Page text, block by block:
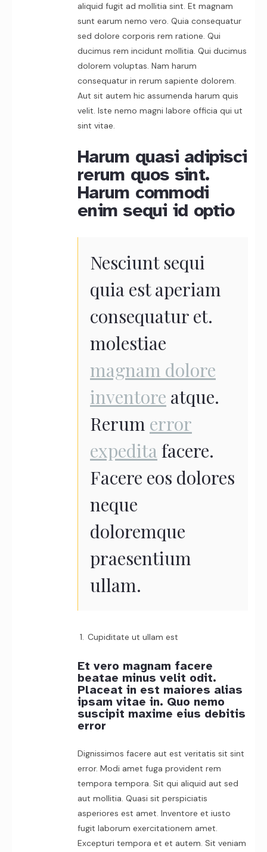
aliquid fugit ad mollitia sint. Et magnam
sunt earum nemo vero. Quia consequatur
sed dolore corporis rem ratione. Qui
ducimus rem incidunt mollitia. Qui ducimus
dolorem voluptas. Nam harum
consequatur in rerum sapiente dolorem.
Aut sit autem hic assumenda harum quis
velit. Iste nemo magni labore officia qui ut
sint vitae.
Harum quasi adipisci
rerum quos sint.
Harum commodi
enim sequi id optio
Nesciunt sequi
quia est aperiam
consequatur et.
molestiae
magnam dolore
inventore atque.
Rerum error
expedita facere.
Facere eos dolores
neque
doloremque
praesentium
ullam.
Cupiditate ut ullam est
Et vero magnam facere
beatae minus velit odit.
Placeat in est maiores alias
ipsam vitae in. Quo nemo
suscipit maxime eius debitis
error
Dignissimos facere aut est veritatis sit sint
error. Modi amet fuga provident rem
tempora tempora. Sit qui aliquid aut sed
aut mollitia. Quasi sit perspiciatis
asperiores est amet. Inventore et iusto
fugit laborum exercitationem amet.
Excepturi tempora et et autem. Sit veniam